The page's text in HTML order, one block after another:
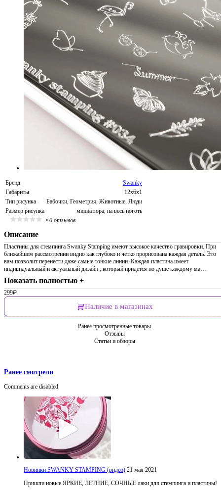
Бренд
Swanky
Габариты
12х6х1
Тип рисунка
Бабочки, Геометрия, Животные, Люди
Размер рисунка
миниатюра, на весь ноготь
• 0 отзывов
Описание
Пластины для стемпинга Swanky Stamping имеют высокое качество гравировки. При
ближайшем рассмотрении видно как глубоко и четко прорисована каждая деталь. Это
вам позволит перенести даже самые тонкие линии. Каждая пластина имеет
индивидуальный и актуальный дизайн , который придется по душе каждому ма…
Показать полностью +
299₽
Наличие в магазинах
Ранее просмотренные товары
Отзывы
Статьи и обзоры
Ранее смотрели
Comments are disabled
Новинки SWANKY STAMPING (видео) 21 мая 2021
Пришли новые ЯРКИЕ, ЛЕТНИЕ, СОЧНЫЕ лаки для стемпинга и пластины!